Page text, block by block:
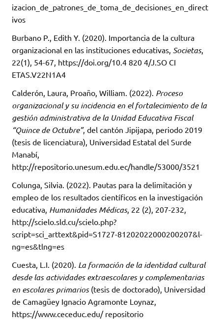
izacion_de_patrones_de_toma_de_decisiones_en_direct
ivos
Burbano P., Edith Y. (2020). Importancia de la cultura
organizacional en las instituciones educativas, Societas,
22(1), 54-67, https://doi.org/10.4 820 4/J.SO CI
ETAS.V22N1A4
Calderón, Laura, Proaño, William. (2022). Proceso
organizacional y su incidencia en el fortalecimiento de la
gestión administrativa de la Unidad Educativa Fiscal
“Quince de Octubre”, del cantón Jipijapa, periodo 2019
(tesis de licenciatura), Universidad Estatal del Surde
Manabí,
http://repositorio.unesum.edu.ec/handle/53000/3521
Colunga, Silvia. (2022). Pautas para la delimitación y
empleo de los resultados científicos en la investigación
educativa, Humanidades Médicas, 22 (2), 207-232,
http://scielo.sld.cu/scielo.php?
script=sci_arttext&pid=S1727-81202022000200207&l-
ng=es&tlng=es
Cuesta, L.I. (2020). La formación de la identidad cultural
desde las actividades extraescolares y complementarias
en escolares primarios(tesis de doctorado), Universidad
de Camagüey Ignacio Agramonte Loynaz,
https://www.ceceduc.edu/ repositorio